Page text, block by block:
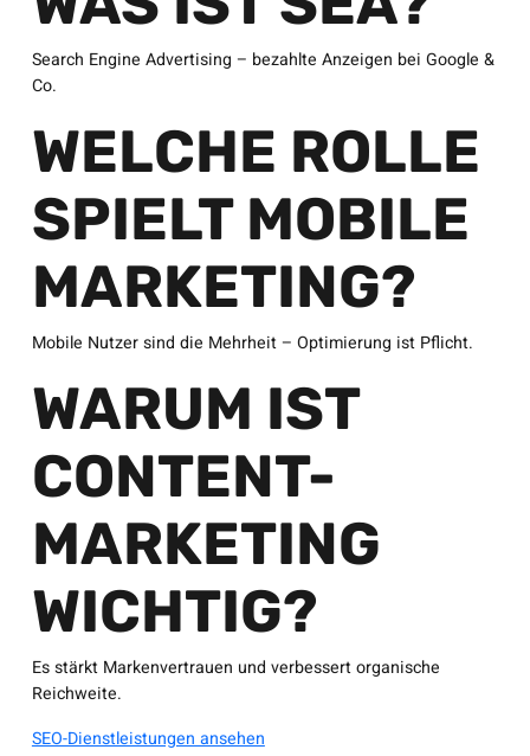
Search Engine Advertising – bezahlte Anzeigen bei Google &
Co.
WELCHE ROLLE
SPIELT MOBILE
MARKETING?
Mobile Nutzer sind die Mehrheit – Optimierung ist Pflicht.
WARUM IST
CONTENT-
MARKETING
WICHTIG?
Es stärkt Markenvertrauen und verbessert organische
Reichweite.
SEO-Dienstleistungen ansehen